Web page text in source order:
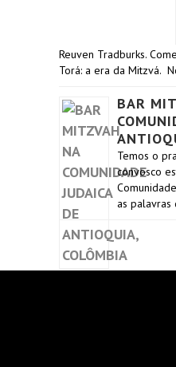
Reuven Tradburks.
Torá: a era da Mitzvá.
BAR
Temos o
convosco
as